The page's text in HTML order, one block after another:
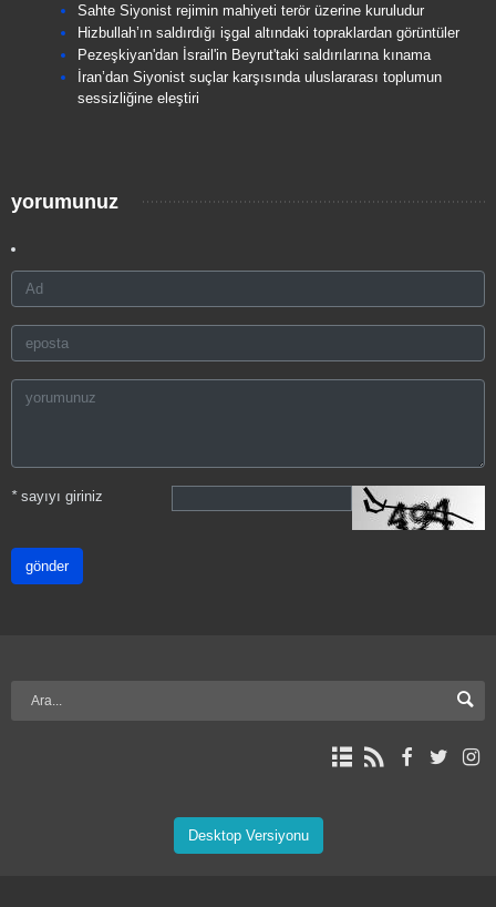
Sahte Siyonist rejimin mahiyeti terör üzerine kuruludur
Hizbullah’ın saldırdığı işgal altındaki topraklardan görüntüler
Pezeşkiyan'dan İsrail'in Beyrut'taki saldırılarına kınama
İran’dan Siyonist suçlar karşısında uluslararası toplumun
sessizliğine eleştiri
yorumunuz
*sayıyı giriniz
gönder
Desktop Versiyonu